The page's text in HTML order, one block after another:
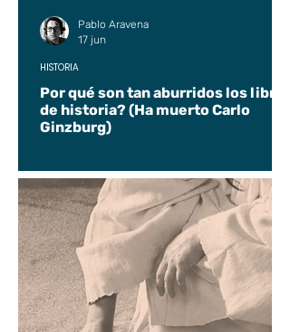
Por qué son tan aburridos los libros
de historia? (Ha muerto Carlo
Ginzburg)
HISTORIA
Pablo Aravena
17 jun